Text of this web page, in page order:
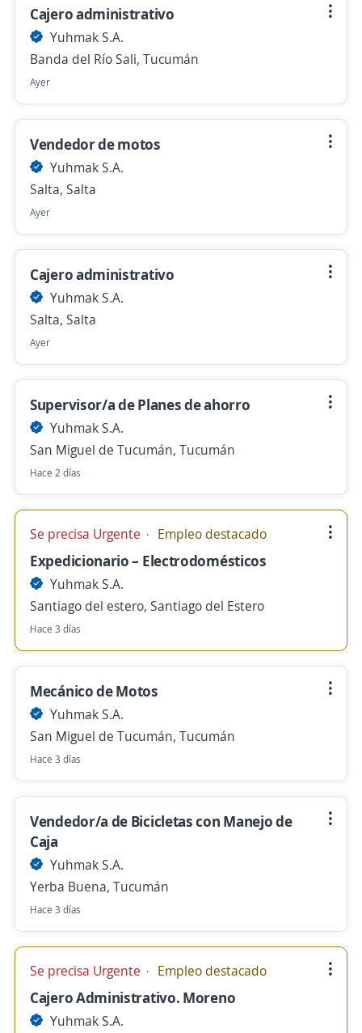
Cajero administrativo
Yuhmak S.A.
Banda del Río Sali, Tucumán
Ayer
Vendedor de motos
Yuhmak S.A.
Salta, Salta
Ayer
Cajero administrativo
Yuhmak S.A.
Salta, Salta
Ayer
Supervisor/a de Planes de ahorro
Yuhmak S.A.
San Miguel de Tucumán, Tucumán
Hace 2 días
Se precisa Urgente Empleo destacado
Expedicionario – Electrodomésticos
Yuhmak S.A.
Santiago del estero, Santiago del Estero
Hace 3 días
Mecánico de Motos
Yuhmak S.A.
San Miguel de Tucumán, Tucumán
Hace 3 días
Vendedor/a de Bicicletas con Manejo de
Caja
Yuhmak S.A.
Yerba Buena, Tucumán
Hace 3 días
Se precisa Urgente Empleo destacado
Cajero Administrativo. Moreno
Yuhmak S.A.